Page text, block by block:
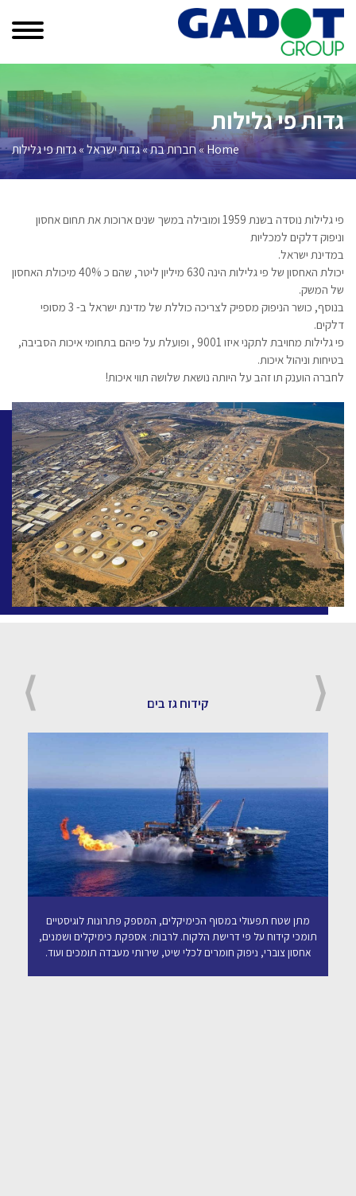
Skip
גדות פי גלילות
Home
»חברות בת»גדות ישראל»גדות פי גלילות
פי גלילות נוסדה בשנת 1959 ומובילה במשך שנים ארוכות את תחום אחסון
וניפוק דלקים למכליות
במדינת ישראל.
יכולת האחסון של פי גלילות הינה 630 מיליון ליטר, שהם כ 40% מיכולת האחסון
של המשק.
בנוסף, כושר הניפוק מספיק לצריכה כוללת של מדינת ישראל ב- 3 מסופי
דלקים.
פי גלילות מחויבת לתקני איזו 9001 , ופועלת על פיהם בתחומי איכות הסביבה,
בטיחות וניהול איכות.
לחברה הוענק תו זהב על היותה נושאת שלושה תווי איכות!
קידוח גז בים
מתן שטח תפעולי במסוף הכימיקלים, המספק פתרונות לוגיסטיים
תומכי קידוח על פי דרישת הלקוח. לרבות: אספקת כימיקלים ושמנים,
אחסון צוברי, ניפוק חומרים לכלי שיט, שירותי מעבדה תומכים ועוד.